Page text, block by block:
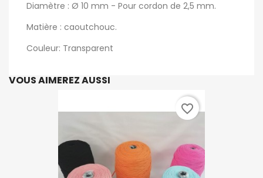
Diamètre : Ø 10 mm - Pour cordon de 2,5 mm.
Matière : caoutchouc.
Couleur: Transparent
VOUS AIMEREZ AUSSI
favorite_border